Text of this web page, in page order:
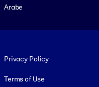
Arabe
Privacy Policy
Terms of Use